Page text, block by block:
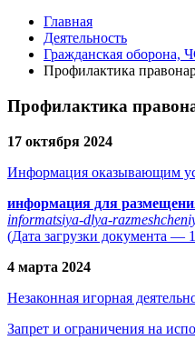
Главная
Деятельность
Гражданская оборона,
Профилактика
Профилактика
17 октября 2024
Информация оказывающим
информация для
informatsiya-dlya-
(Дата загрузки документа —
4 марта 2024
Незаконная игорная
Запрет и ограничения на